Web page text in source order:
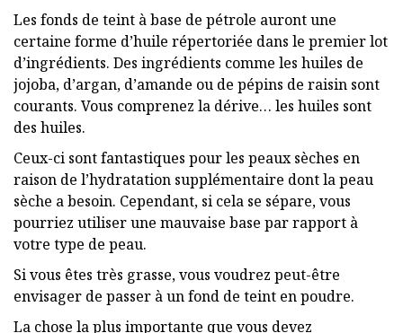
Les fonds de teint à base de pétrole auront une
certaine forme d’huile répertoriée dans le premier lot
d’ingrédients. Des ingrédients comme les huiles de
jojoba, d’argan, d’amande ou de pépins de raisin sont
courants. Vous comprenez la dérive… les huiles sont
des huiles.
Ceux-ci sont fantastiques pour les peaux sèches en
raison de l’hydratation supplémentaire dont la peau
sèche a besoin. Cependant, si cela se sépare, vous
pourriez utiliser une mauvaise base par rapport à
votre type de peau.
Si vous êtes très grasse, vous voudrez peut-être
envisager de passer à un fond de teint en poudre.
La chose la plus importante que vous devez